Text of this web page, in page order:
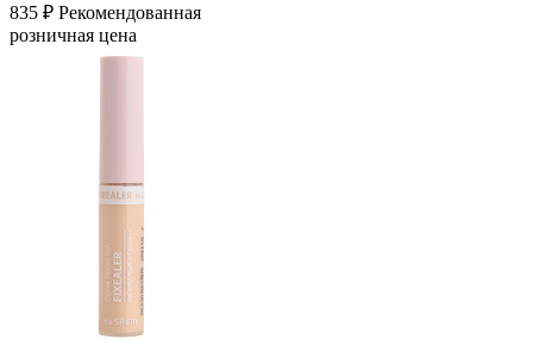
835 ₽ Рекомендованная
розничная цена